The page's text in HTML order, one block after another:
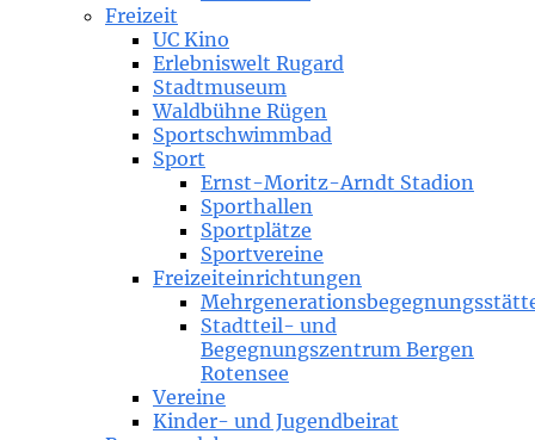
Freizeit
UC Kino
Erlebniswelt Rugard
Stadtmuseum
Waldbühne Rügen
Sportschwimmbad
Sport
Ernst-Moritz-Arndt Stadion
Sporthallen
Sportplätze
Sportvereine
Freizeiteinrichtungen
Stadtteil- und
Begegnungszentrum Bergen
Rotensee
Vereine
Kinder- und Jugendbeirat